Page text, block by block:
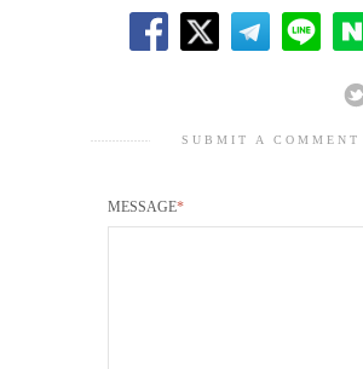
SUBMIT A COMMENT
MESSAGE*